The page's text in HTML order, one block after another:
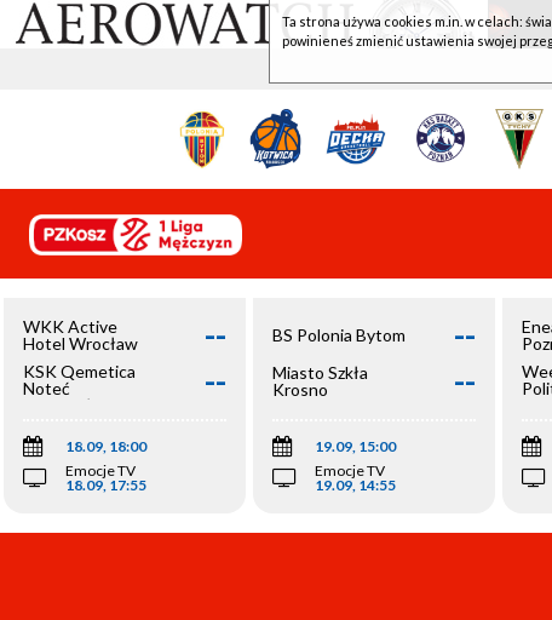
WKK Active
Hotel Wrocław
--
KSK Qemetica
Noteć
Inowrocław
--
18.09, 18:00
Emocje TV
18.09, 17:55
BS Polonia Bytom --
Miasto Szkła
Krosno
--
19.09, 15:00
Emocje TV
19.09, 14:55
Ta strona używa cookies m.in. w celach:
powinieneś zmienić ustawienia swojej